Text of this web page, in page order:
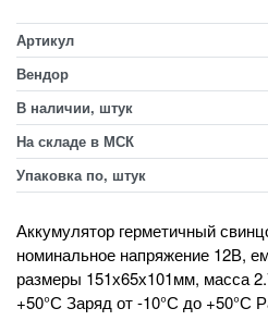
Артикул
Вендор
В наличии, штук
На складе в МСК
Упаковка по, штук
Аккумулятор герметичный
номинальное напряжение 12В,
размеры 151х65х101мм, масса
+50°С Заряд от -10°С до +50°С